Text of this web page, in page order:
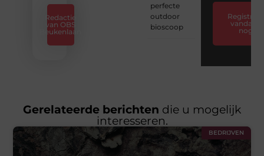
Redactie
van OBS
Beukenlaan
perfecte
outdoor
bioscoop
Registreer
vandaag
nog
Gerelateerde berichten die u mogelijk
interesseren.
BEDRIJVEN